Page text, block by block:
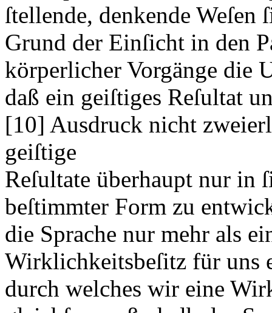
ſtellende, denkende
Grund der Einſicht in den
körperlicher Vorgänge die
daß ein geiſtiges Reſultat
[10] Ausdruck nicht
geiſtige
Reſultate überhaupt nur in
beſtimmter Form zu
die Sprache nur mehr als
Wirklichkeitsbeſitz für uns
durch welches wir eine